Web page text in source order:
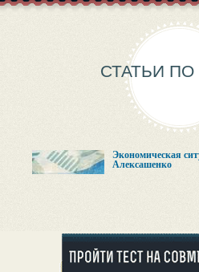
СТАТЬИ ПО
Экономическая
Алексашенко